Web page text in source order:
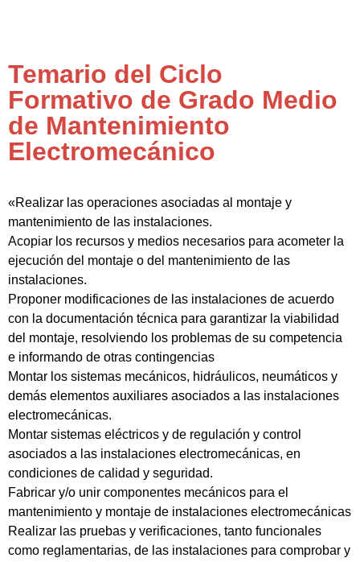
Temario del Ciclo
Formativo de Grado Medio
de Mantenimiento
Electromecánico
«Realizar las operaciones asociadas al montaje y
mantenimiento de las instalaciones.
Acopiar los recursos y medios necesarios para acometer la
ejecución del montaje o del mantenimiento de las
instalaciones.
Proponer modificaciones de las instalaciones de acuerdo
con la documentación técnica para garantizar la viabilidad
del montaje, resolviendo los problemas de su competencia
e informando de otras contingencias
Montar los sistemas mecánicos, hidráulicos, neumáticos y
demás elementos auxiliares asociados a las instalaciones
electromecánicas.
Montar sistemas eléctricos y de regulación y control
asociados a las instalaciones electromecánicas, en
condiciones de calidad y seguridad.
Fabricar y/o unir componentes mecánicos para el
mantenimiento y montaje de instalaciones electromecánicas
Realizar las pruebas y verificaciones, tanto funcionales
como reglamentarias, de las instalaciones para comprobar y